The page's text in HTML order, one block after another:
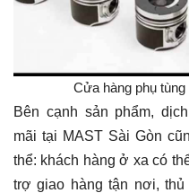
Cửa hàng phụ
Bên cạnh sản phẩm,
mãi tại MAST Sài Gòn
thể: khách hàng ở xa có
trợ giao hàng tận nơi,